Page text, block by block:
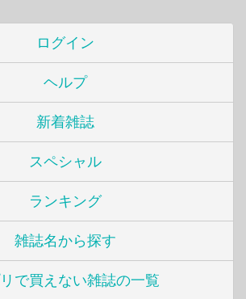
ログイン
ヘルプ
新着雑誌
スペシャル
ランキング
雑誌名から探す
で買えない雑誌の一覧